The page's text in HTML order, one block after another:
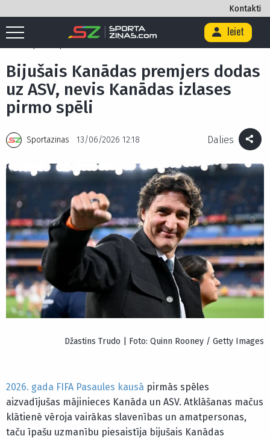
Kontakti
Ieiet
Sākums
Bijušais Kanādas premjers dodas uz ASV, nevis Kanādas
Bijušais Kanādas premjers dodas
uz ASV, nevis Kanādas izlases
pirmo spēli
Sportazinas 13/06/2026 12:18 Dalies
Džastins Trudo | Foto: Quinn Rooney / Getty Images
2026. gada FIFA Pasaules kausā pirmās spēles
aizvadījušas mājinieces Kanāda un ASV. Atklāšanas mačus
klātienē vēroja vairākas slavenības un amatpersonas,
taču īpašu uzmanību piesaistīja bijušais Kanādas